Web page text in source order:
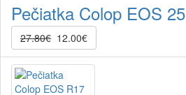
Pečiatka Colop EOS 25
27.80€ 12.00€